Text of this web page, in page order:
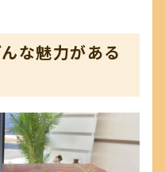
な魅力がある